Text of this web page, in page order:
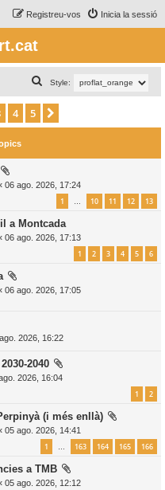
Inicia la sessió
Registreu-vos
Style:
e
a
4 5
06 ago. 2026, 17:24
1 … 10 11 12 13
a Montcada
06 ago. 2026, 17:13
1 2 3 4 5 6
06 ago. 2026, 17:05
2026, 16:22
2040
2026, 16:04
1 2
(i més enllà)
05 ago. 2026, 14:41
1 … 163 164 165 166
a TMB
05 ago. 2026, 12:12